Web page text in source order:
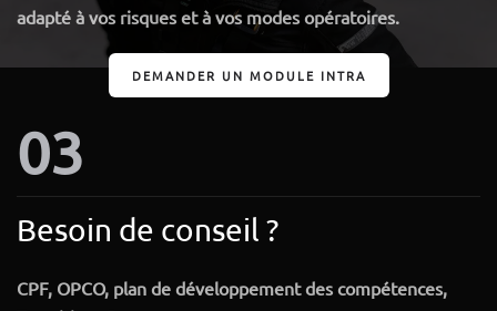
adapté à vos risques et à vos modes opératoires.
DEMANDER UN MODULE INTRA
03
Besoin de conseil ?
CPF, OPCO, plan de développement des compétences,